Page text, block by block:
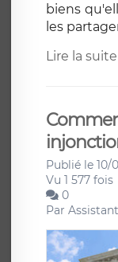
biens
les
Lire la suite
Publié le 10/
Vu 1 577 fois
0
Par